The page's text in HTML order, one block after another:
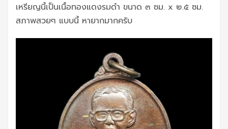
เหรียญนี้เป็นเนื้อทองแดงรมดำ ขนาด ๓ ซม. x ๒.๕ ซม.
สภาพสวยๆ แบบนี้ หายากมากครับ